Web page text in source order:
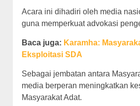
Acara ini dihadiri oleh media
guna memperkuat advokasi
Baca juga: Karamha:
Eksploitasi SDA
Sebagai jembatan antara
media berperan meningkatkan
Masyarakat Adat.